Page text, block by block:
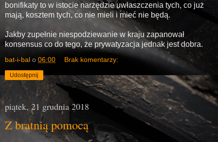
bonifikaty to w istocie narzędzie uwłaszczenia tych, co już
mają, kosztem tych, co nie mieli i mieć nie będą.
Jakby zupełnie niespodziewanie w kraju zapanował
konsensus co do tego, że prywatyzacja jednak jest dobra.
bat-i-bal o 06:00 Brak komentarzy:
Udostępnij
piątek, 21 grudnia 2018
Z bratnią pomocą